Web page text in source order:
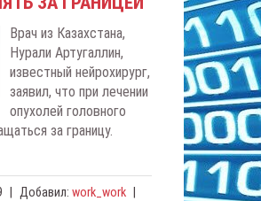
Врач из Казахстана,
Нурали Артугаллин,
известный нейрохирург,
заявил, что при лечении
опухолей головного
за границу.
Добавил: work_work